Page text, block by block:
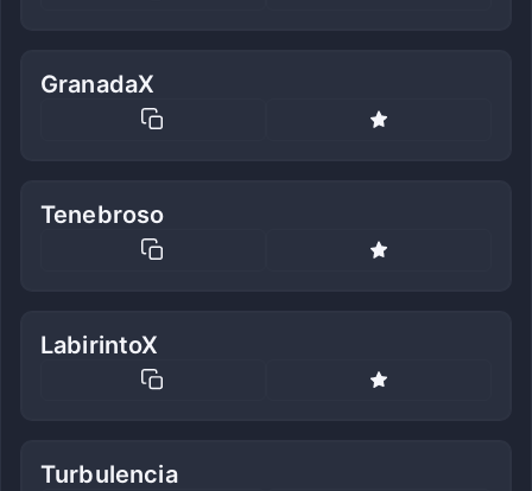
GranadaX
Tenebroso
LabirintoX
Turbulencia